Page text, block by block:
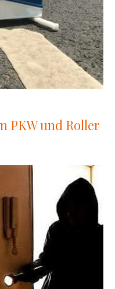
PKW und Roller